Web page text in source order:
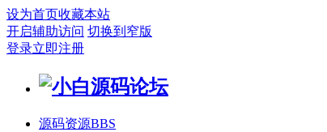
设为首页收藏本站
开启辅助访问 切换到窄版
登录立即注册
源码资源BBS